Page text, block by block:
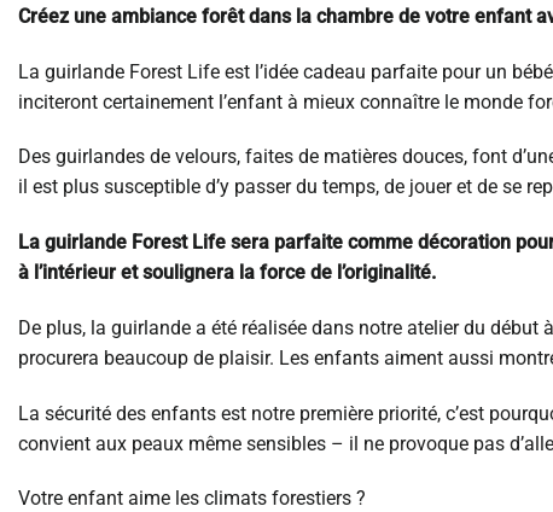
Créez une ambiance forêt dans la chambre de votre enfant
La guirlande Forest Life est l’idée cadeau parfaite pour un
inciteront certainement l’enfant à mieux connaître le monde
Des guirlandes de velours, faites de matières douces, font
il est plus susceptible d’y passer du temps, de jouer et de se
La guirlande Forest Life sera parfaite comme décoration
à l’intérieur et soulignera la force de l’originalité.
De plus, la guirlande a été réalisée dans notre atelier du
procurera beaucoup de plaisir. Les enfants aiment aussi
La sécurité des enfants est notre première priorité, c’est
convient aux peaux même sensibles – il ne provoque pas
Votre enfant aime les climats forestiers ?